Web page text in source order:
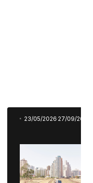
23/05/2026 27/09/2026